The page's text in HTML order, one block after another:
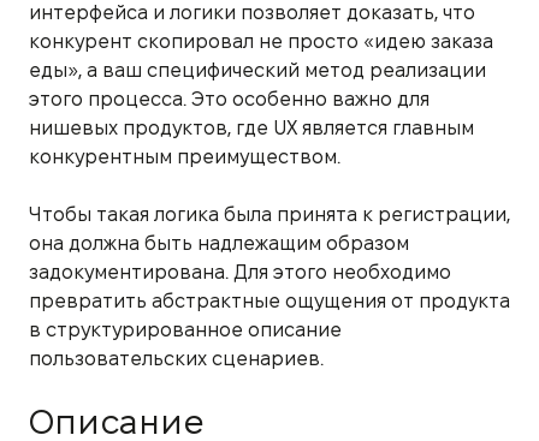
интерфейса и логики позволяет доказать, что
конкурент скопировал не просто «идею заказа
еды», а ваш специфический метод реализации
этого процесса. Это особенно важно для
нишевых продуктов, где UX является главным
конкурентным преимуществом.
Чтобы такая логика была принята к регистрации,
она должна быть надлежащим образом
задокументирована. Для этого необходимо
превратить абстрактные ощущения от продукта
в структурированное описание
пользовательских сценариев.
Описание